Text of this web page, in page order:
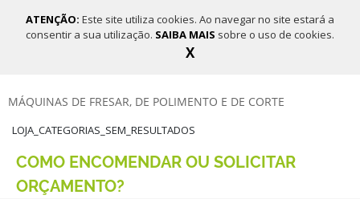
ATENÇÃO: Este site utiliza cookies. Ao navegar no site estará a
consentir a sua utilização. SAIBA MAIS sobre o uso de cookies.
X
MÁQUINAS DE FRESAR, DE POLIMENTO E DE CORTE
LOJA_CATEGORIAS_SEM_RESULTADOS
COMO ENCOMENDAR OU SOLICITAR
ORÇAMENTO?